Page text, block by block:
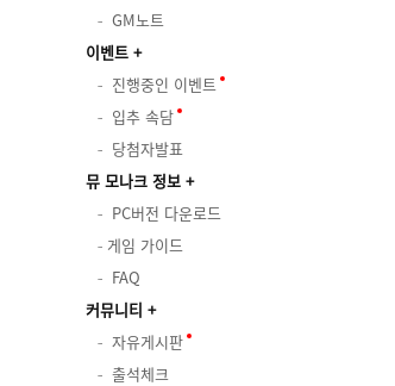
GM노트
이벤트
진행중인 이벤트
입추 속담
당첨자발표
뮤 모나크 정보
PC버전 다운로드
게임 가이드
FAQ
커뮤니티
자유게시판
출석체크